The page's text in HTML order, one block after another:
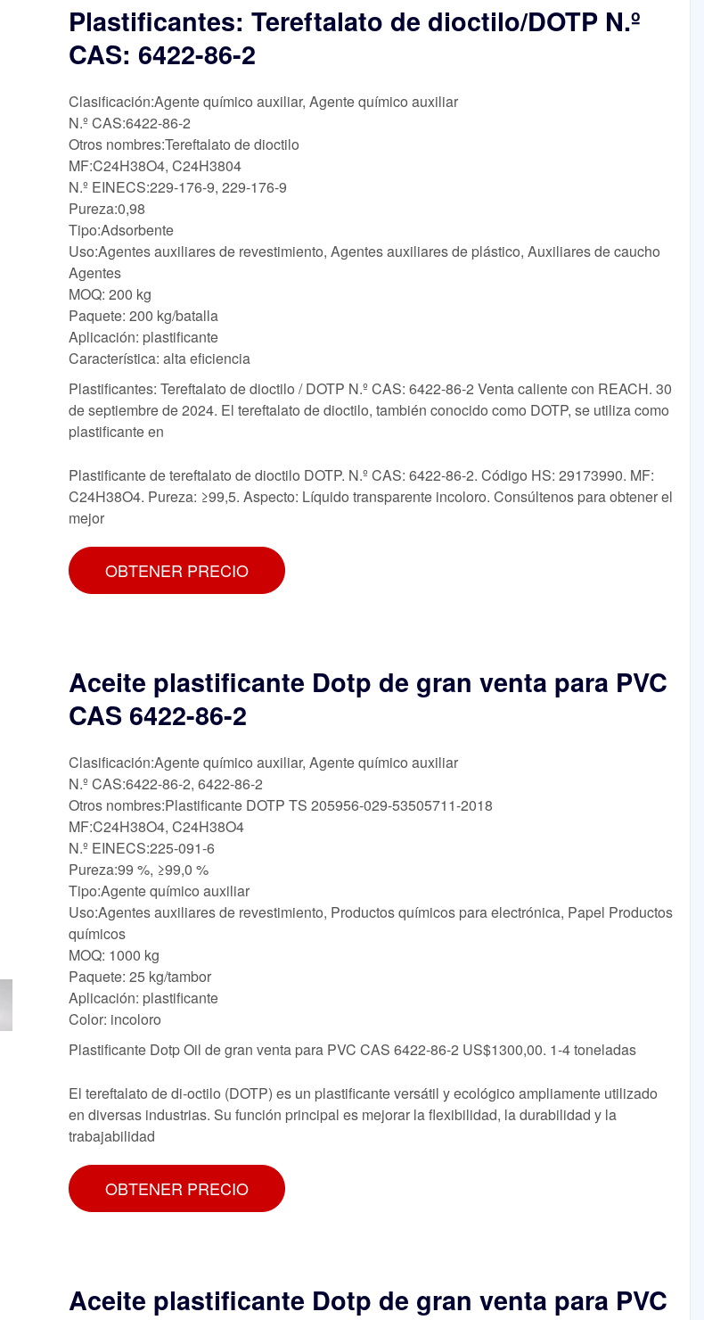
Plastificantes: Tereftalato de dioctilo/DOTP N.º
CAS: 6422-86-2
Clasificación:Agente químico auxiliar, Agente químico auxiliar
N.º CAS:6422-86-2
Otros nombres:Tereftalato de dioctilo
MF:C24H38O4, C24H3804
N.º EINECS:229-176-9, 229-176-9
Pureza:0,98
Tipo:Adsorbente
Uso:Agentes auxiliares de revestimiento, Agentes auxiliares de plástico, Auxiliares de caucho
Agentes
MOQ: 200 kg
Paquete: 200 kg/batalla
Aplicación: plastificante
Característica: alta eficiencia
Plastificantes: Tereftalato de dioctilo / DOTP N.º CAS: 6422-86-2 Venta caliente con REACH. 30
de septiembre de 2024. El tereftalato de dioctilo, también conocido como DOTP, se utiliza como
plastificante en
Plastificante de tereftalato de dioctilo DOTP. N.º CAS: 6422-86-2. Código HS: 29173990. MF:
C24H38O4. Pureza: ≥99,5. Aspecto: Líquido transparente incoloro. Consúltenos para obtener el
mejor
OBTENER PRECIO
Aceite plastificante Dotp de gran venta para PVC
CAS 6422-86-2
Clasificación:Agente químico auxiliar, Agente químico auxiliar
N.º CAS:6422-86-2, 6422-86-2
Otros nombres:Plastificante DOTP TS 205956-029-53505711-2018
MF:C24H38O4, C24H38O4
N.º EINECS:225-091-6
Pureza:99 %, ≥99,0 %
Tipo:Agente químico auxiliar
Uso:Agentes auxiliares de revestimiento, Productos químicos para electrónica, Papel Productos
químicos
MOQ: 1000 kg
Paquete: 25 kg/tambor
Aplicación: plastificante
Color: incoloro
Plastificante Dotp Oil de gran venta para PVC CAS 6422-86-2 US$1300,00. 1-4 toneladas
El tereftalato de di-octilo (DOTP) es un plastificante versátil y ecológico ampliamente utilizado
en diversas industrias. Su función principal es mejorar la flexibilidad, la durabilidad y la
trabajabilidad
OBTENER PRECIO
Aceite plastificante Dotp de gran venta para PVC